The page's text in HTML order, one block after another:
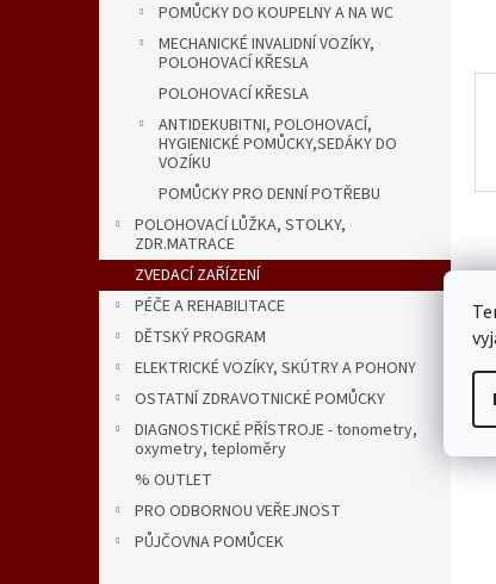
POMŮCKY DO KOUPELNY A NA WC
MECHANICKÉ INVALIDNÍ VOZÍKY,
POLOHOVACÍ KŘESLA
POLOHOVACÍ KŘESLA
ANTIDEKUBITNI, POLOHOVACÍ,
HYGIENICKÉ POMŮCKY,SEDÁKY DO
VOZÍKU
POMŮCKY PRO DENNÍ POTŘEBU
POLOHOVACÍ LŮŽKA, STOLKY,
ZDR.MATRACE
ZVEDACÍ ZAŘÍZENÍ
PÉČE A REHABILITACE
DĚTSKÝ PROGRAM
ELEKTRICKÉ VOZÍKY, SKÚTRY A POHONY
OSTATNÍ ZDRAVOTNICKÉ POMŮCKY
DIAGNOSTICKÉ PŘÍSTROJE - tonometry,
oxymetry, teploměry
% OUTLET
PRO ODBORNOU VEŘEJNOST
PŮJČOVNA POMŮCEK